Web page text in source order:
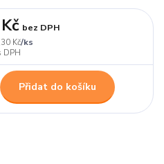
Kč/ks
bez DPH
Přidat do košíku